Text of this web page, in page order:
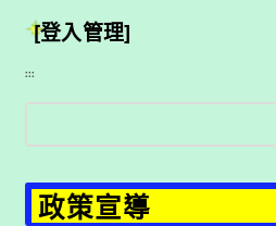
[登入管理]
:::
搜
尋
政策宣導